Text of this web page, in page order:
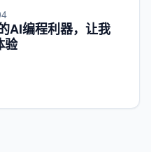
AI编程利器，让我
验